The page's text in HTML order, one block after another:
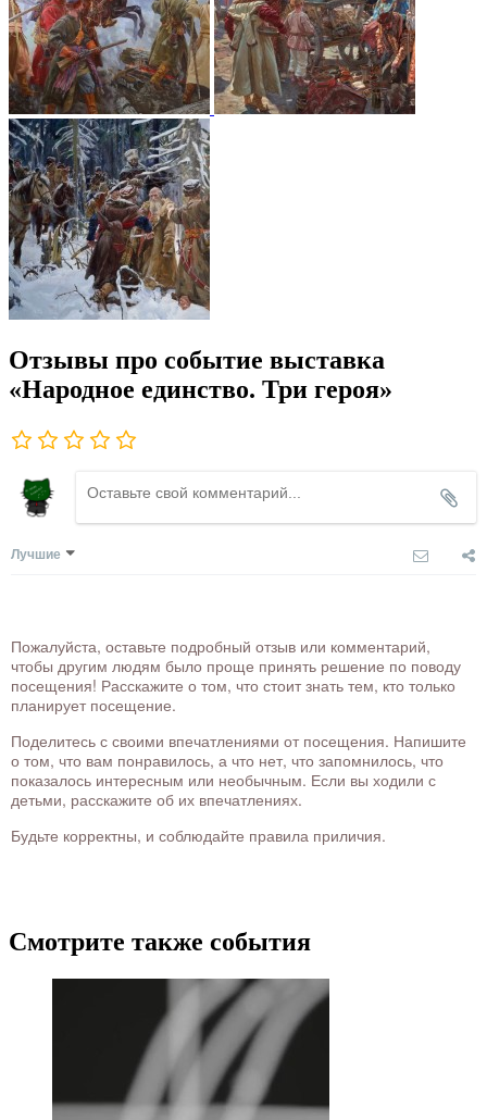
Отзывы про событие выставка
«Народное единство. Три героя»
Лучшие
Пожалуйста, оставьте подробный отзыв или комментарий,
чтобы другим людям было проще принять решение по поводу
посещения! Расскажите о том, что стоит знать тем, кто только
планирует посещение.
Поделитесь с своими впечатлениями от посещения. Напишите
о том, что вам понравилось, а что нет, что запомнилось, что
показалось интересным или необычным. Если вы ходили с
детьми, расскажите об их впечатлениях.
Будьте корректны, и соблюдайте правила приличия.
Смотрите также события